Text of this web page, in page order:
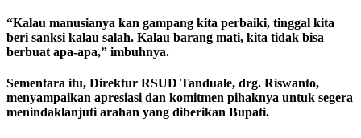
“Kalau manusianya kan gampang kita perbaiki, tinggal kita
beri sanksi kalau salah. Kalau barang mati, kita tidak bisa
berbuat apa-apa,” imbuhnya.
Sementara itu, Direktur RSUD Tanduale, drg. Riswanto,
menyampaikan apresiasi dan komitmen pihaknya untuk segera
menindaklanjuti arahan yang diberikan Bupati.